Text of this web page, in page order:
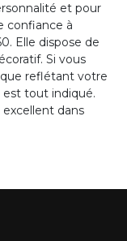
et pour
confiance à
Elle dispose de
Si vous
reflétant votre
tout indiqué.
excellent dans